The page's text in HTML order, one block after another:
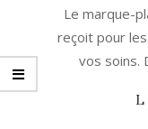
19Le marque-
reçoit pour
vos soins.